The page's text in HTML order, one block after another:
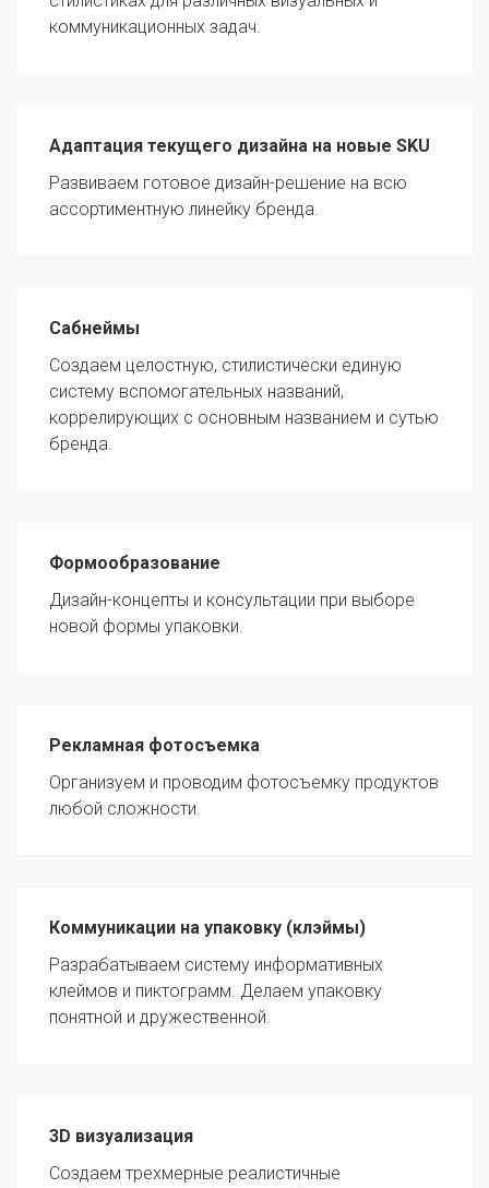
коммуникационных задач.
Адаптация текущего дизайна на новые SKU
Развиваем готовое дизайн-решение на всю
ассортиментную линейку бренда.
Сабнеймы
Создаем целостную, стилистически единую
систему вспомогательных названий,
коррелирующих с основным названием и сутью
бренда.
Формообразование
Дизайн-концепты и консультации при выборе
новой формы упаковки.
Рекламная фотосъемка
Организуем и проводим фотосъемку продуктов
любой сложности.
Коммуникации на упаковку (клэймы)
Разрабатываем систему информативных
клеймов и пиктограмм. Делаем упаковку
понятной и дружественной.
3D визуализация
Создаем трехмерные реалистичные